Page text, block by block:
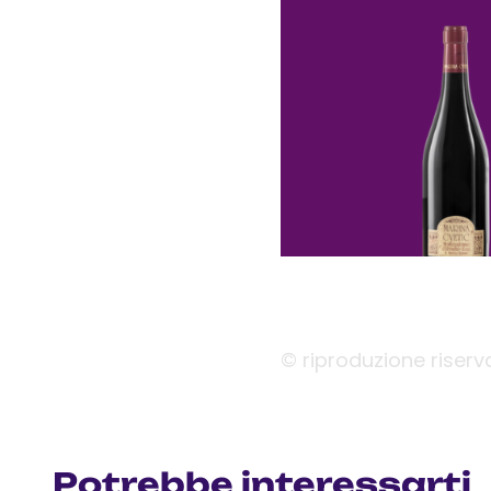
© riproduzione